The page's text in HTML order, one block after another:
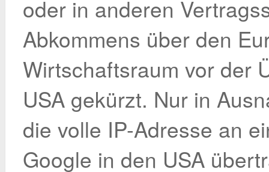
oder in anderen
Abkommens über den
Wirtschaftsraum vor der
USA gekürzt. Nur in
die volle IP-Adresse an
Google in den USA